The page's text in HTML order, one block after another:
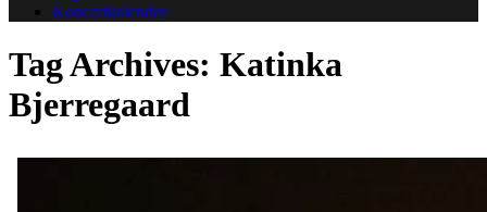
Koncertkalender
Tag Archives: Katinka
Bjerregaard